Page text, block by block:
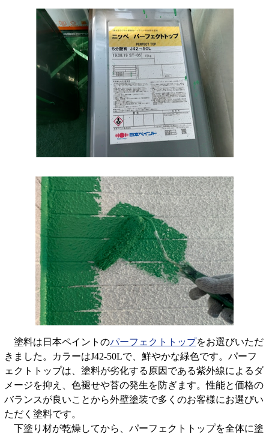
塗料は日本ペイントのパーフェクトトップをお選びいただ
きました。カラーはJ42-50Lで、鮮やかな緑色です。パーフ
ェクトトップは、塗料が劣化する原因である紫外線によるダ
メージを抑え、色褪せや苔の発生を防ぎます。性能と価格の
バランスが良いことから外壁塗装で多くのお客様にお選びい
ただく塗料です。
下塗り材が乾燥してから、パーフェクトトップを全体に塗